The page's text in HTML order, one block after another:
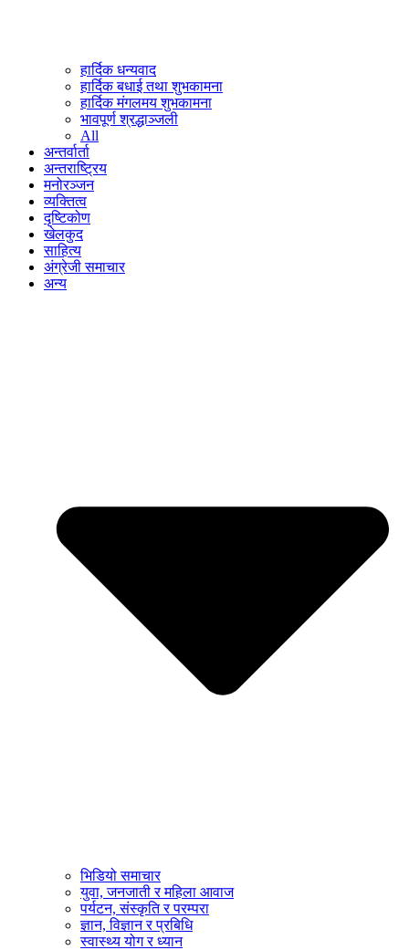
हार्दिक धन्यवाद
हार्दिक बधाई तथा शुभकामना
हार्दिक मंगलमय शुभकामना
भावपूर्ण श्रद्धाञ्जली
All
अन्तर्वार्ता
अन्तराष्ट्रिय
मनोरञ्जन
व्यक्तित्व
दृष्टिकोण
खेलकुद
साहित्य
अंग्रेजी समाचार
अन्य
भिडियो समाचार
युवा, जनजाती र महिला आवाज
पर्यटन, संस्कृति र परम्परा
ज्ञान, विज्ञान र प्रबिधि
स्वास्थ्य योग र ध्यान